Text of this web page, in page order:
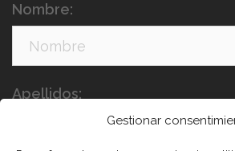
Gestionar
Nombre:
Apellidos: